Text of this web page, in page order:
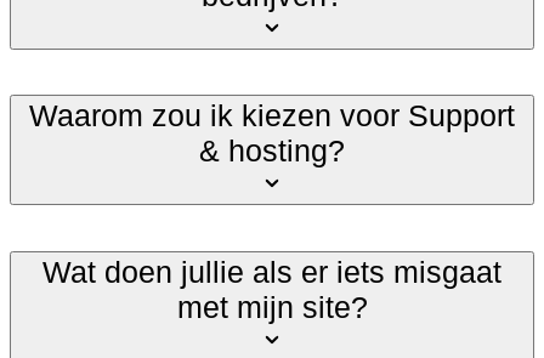
Waarom zou ik kiezen voor Support
& hosting?
Wat doen jullie als er iets misgaat
met mijn site?